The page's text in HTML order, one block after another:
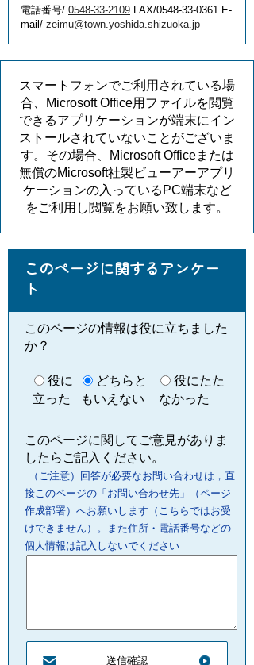
電話番号/ 0548-33-2109 FAX/0548-33-0361 E-
mail/ zeimu@town.yoshida.shizuoka.jp
スマートフォンでご利用されている場
合、Microsoft Office用ファイルを閲覧
できるアプリケーションが端末にイン
ストールされていないことがございま
す。その場合、Microsoft Officeまたは
無償のMicrosoft社製ビューアーアプリ
ケーションの入っているPC端末など
をご利用し閲覧をお願い致します。
このページに関するアンケー
ト
このページの情報は役に立ちました
か？
役に
立った
どちらと
もいえない
役にたた
なかった
このページに関してご意見がありま
したらご記入ください。
（ご注意）回答が必要なお問い合わせは，直
接このページの「お問い合わせ先」（ページ
作成部署）へお願いします（こちらではお受
けできません）。また住所・電話番号などの
個人情報は記入しないでください